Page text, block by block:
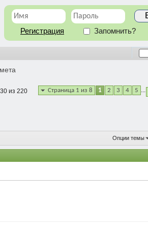
Регистрация Запомнить?
Страница 1 из 8 1 2 3 4 5 ...
из 220
Опции темы